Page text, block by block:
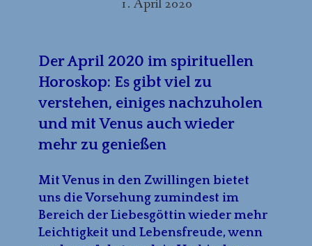
1. April 2020
Der April 2020 im spirituellen
Horoskop: Es gibt viel zu
verstehen, einiges nachzuholen
und mit Venus auch wieder
mehr zu genießen
Mit Venus in den Zwillingen bietet
uns die Vorsehung zumindest im
Bereich der Liebesgöttin wieder mehr
Leichtigkeit und Lebensfreude, wenn